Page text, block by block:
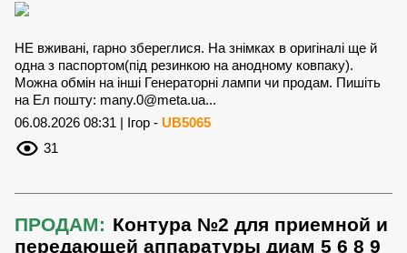
НЕ вживані, гарно збереглися. На знімках в оригіналі ще й
одна з паспортом(під резинкою на анодному ковпаку).
Можна обмін на інші Генераторні лампи чи продам. Пишіть
на Ел пошту: many.0@meta.ua...
06.08.2026 08:31 | Ігор - UB5065
31
ПРОДАМ: Контура №2 для приемной и
передающей аппаратуры диам 5 6 8 9